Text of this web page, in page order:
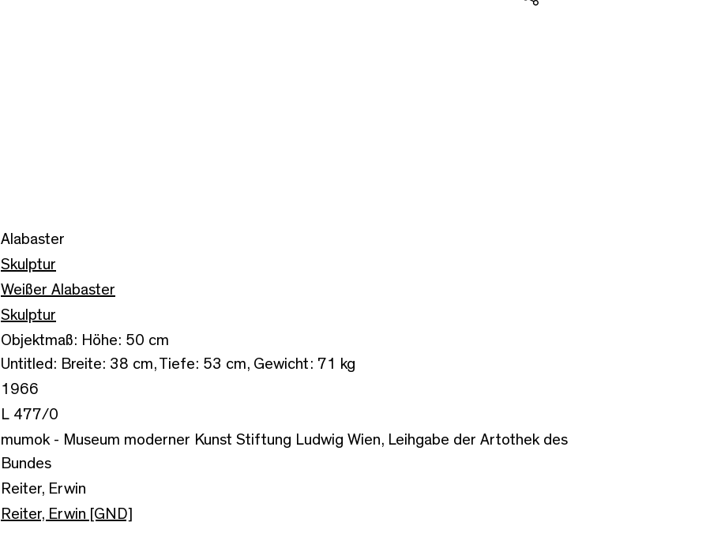
Alabaster
Skulptur
Weißer Alabaster
Skulptur
Objektmaß: Höhe: 50 cm
Untitled: Breite: 38 cm, Tiefe: 53 cm, Gewicht: 71 kg
1966
L 477/0
mumok - Museum moderner Kunst Stiftung Ludwig Wien, Leihgabe der Artothek des
Bundes
Reiter, Erwin
Reiter, Erwin [GND]